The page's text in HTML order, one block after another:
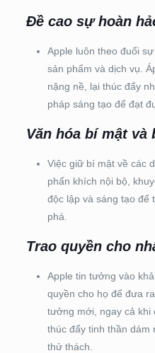
Đề cao sự hoàn
Apple luôn theo đuổi
sản phẩm và dịch vụ.
nặng nề, lại thúc đẩy
pháp sáng tạo để đạt
Văn hóa bí mật và
Việc giữ bí mật về các
phấn khích nội bộ,
độc lập và sáng tạo để
phá.
Trao quyền cho
Apple tin tưởng vào
quyền cho họ để đưa
tưởng mới, ngay cả khi
thúc đẩy tinh thần dám
thử thách.